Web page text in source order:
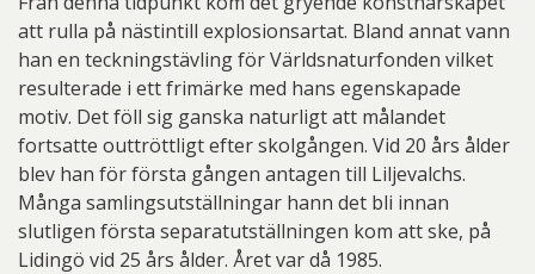
att rulla på nästintill explosionsartat. Bland annat vann
han en teckningstävling för Världsnaturfonden vilket
resulterade i ett frimärke med hans egenskapade
motiv. Det föll sig ganska naturligt att målandet
fortsatte outtröttligt efter skolgången. Vid 20 års ålder
blev han för första gången antagen till Liljevalchs.
Många samlingsutställningar hann det bli innan
slutligen första separatutställningen kom att ske, på
Lidingö vid 25 års ålder. Året var då 1985.